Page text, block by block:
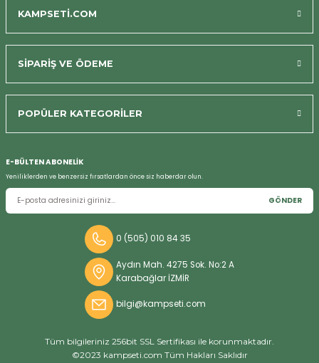
KAMPSETİ.COM
SİPARİŞ VE ÖDEME
POPÜLER KATEGORİLER
E-BÜLTEN ABONELİK
Yeniliklerden ve benzersiz fırsatlardan önce siz haberdar olun.
GÖNDER
0 (505) 010 84 35
Aydın Mah. 4275 Sok. No:2 A
Karabağlar İZMİR
bilgi@kampseti.com
Tüm bilgileriniz 256bit SSL Sertifikası ile korunmaktadır.
©2023 kampseti.com Tüm Hakları Saklıdır
Bizi Arayın